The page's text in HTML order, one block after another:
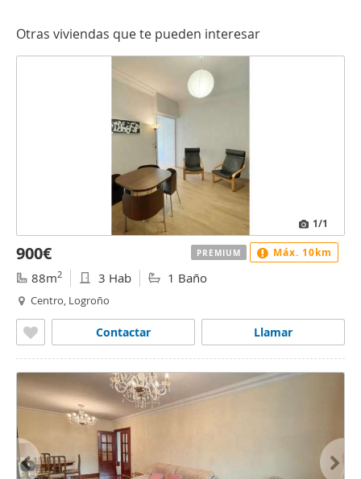
Otras viviendas que te pueden interesar
1/1
900€
88m2 3 Hab 1 Baño
Centro, Logroño
Llamar
Contactar
PREMIUM Máx. 10km